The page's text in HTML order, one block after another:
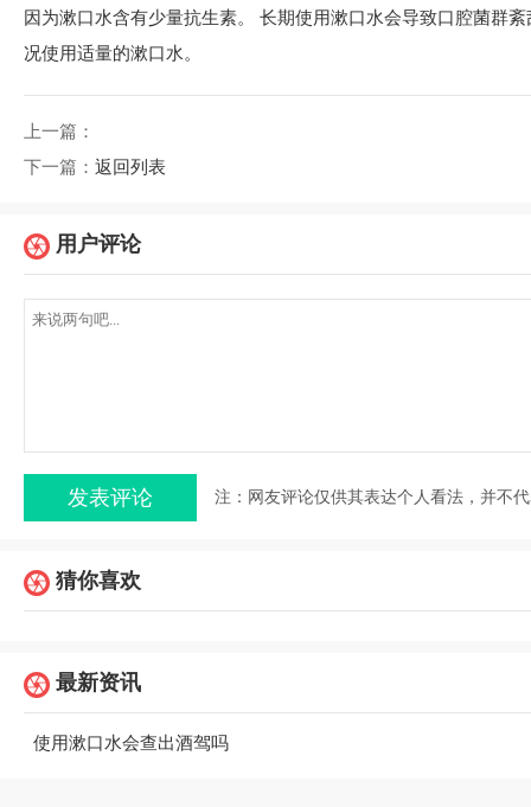
因为漱口水含有少量抗生素。 长期使用漱口水会导致口腔菌群
况使用适量的漱口水。
上一篇：
下一篇： 返回列表
用户评论
注：网友评论仅供其表达个人看法，并不
猜你喜欢
最新资讯
使用漱口水会查出酒驾吗